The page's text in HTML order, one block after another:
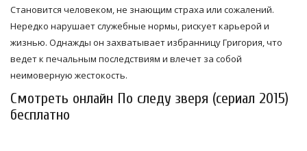
Становится человеком, не знающим страха или сожалений.
Нередко нарушает служебные нормы, рискует карьерой и
жизнью. Однажды он захватывает избранницу Григория, что
ведет к печальным последствиям и влечет за собой
неимоверную жестокость.
Смотреть онлайн По следу зверя (сериал 2015)
бесплатно